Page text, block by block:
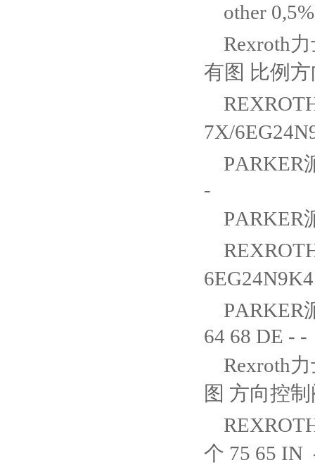
other
Rexroth
有图 比例
7X/
PARKER
-
PARKER
PARKER
64 68 DE - -
Rexroth
图 方向控
个 75 65